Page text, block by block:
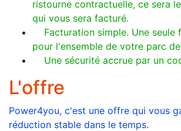
ristourne contractuelle, ce sera
qui vous sera facturé.
Facturation simple. Une seule
pour l'ensemble de votre parc
Une sécurité accrue par un
L'offre
Power4you, c'est une offre qui vous
réduction stable dans le temps.